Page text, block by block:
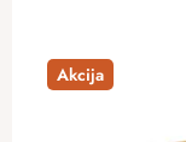
Akcija